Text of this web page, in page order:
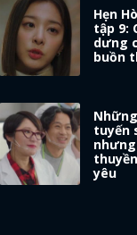
Hẹn
tập 9:
dưng
buồn
tuyến
yêu